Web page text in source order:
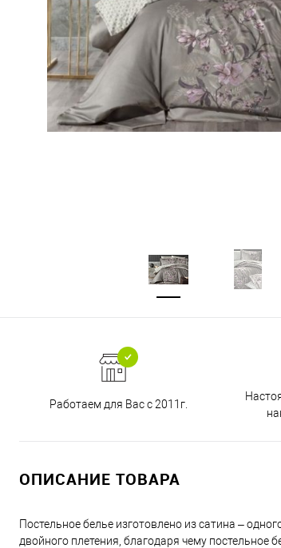
Работаем для Вас с 2011г.
ОПИСАНИЕ ТОВАРА
Постельное белье изготовлено из сатина –
двойного плетения, благодаря чему постельное